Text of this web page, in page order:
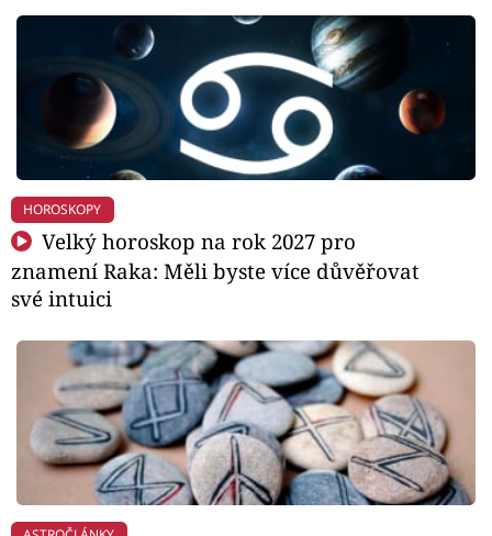
HOROSKOPY
Velký horoskop na rok 2027 pro
znamení Raka: Měli byste více důvěřovat
své intuici